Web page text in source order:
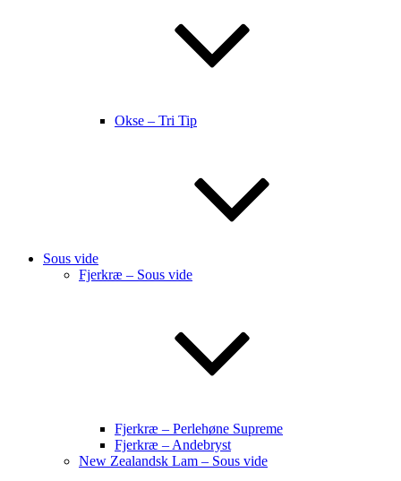
Okse – Tri Tip
Sous vide
Fjerkræ – Sous vide
Fjerkræ – Perlehøne Supreme
Fjerkræ – Andebryst
New Zealandsk Lam – Sous vide